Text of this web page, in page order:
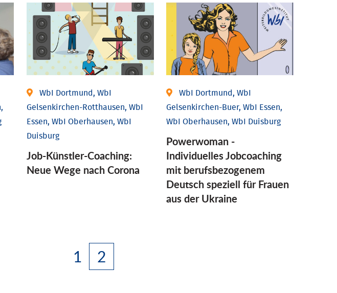
WbI Dortmund, WbI
Gelsenkirchen-Rotthausen, WbI
Essen, WbI Oberhausen, WbI
Duisburg
Job-Künstler-Coaching:
Neue Wege nach Corona
WbI Dortmund, WbI
Gelsenkirchen-Buer, WbI Essen,
WbI Oberhausen, WbI Duisburg
Powerwoman -
Individuelles Jobcoaching
mit berufsbezogenem
Deutsch speziell für Frauen
aus der Ukraine
1 2